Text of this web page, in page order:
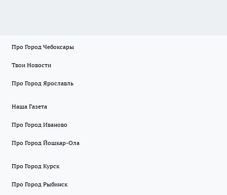
Про Город Чебоксары
Твои Новости
Про Город Ярославль
Наша Газета
Про Город Иваново
Про Город Йошкар-Ола
Про Город Курск
Про Город Рыбинск